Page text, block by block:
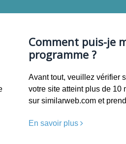
Comment puis-je
programme ?
Avant tout, veuillez vérifier
votre site atteint plus de 10
sur similarweb.com et
En savoir plus